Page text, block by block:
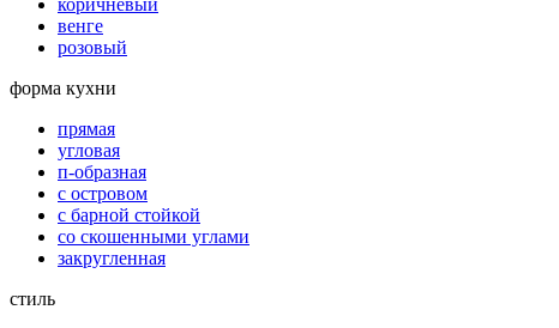
коричневый
венге
розовый
форма кухни
прямая
угловая
п-образная
с островом
с барной стойкой
со скошенными углами
закругленная
стиль